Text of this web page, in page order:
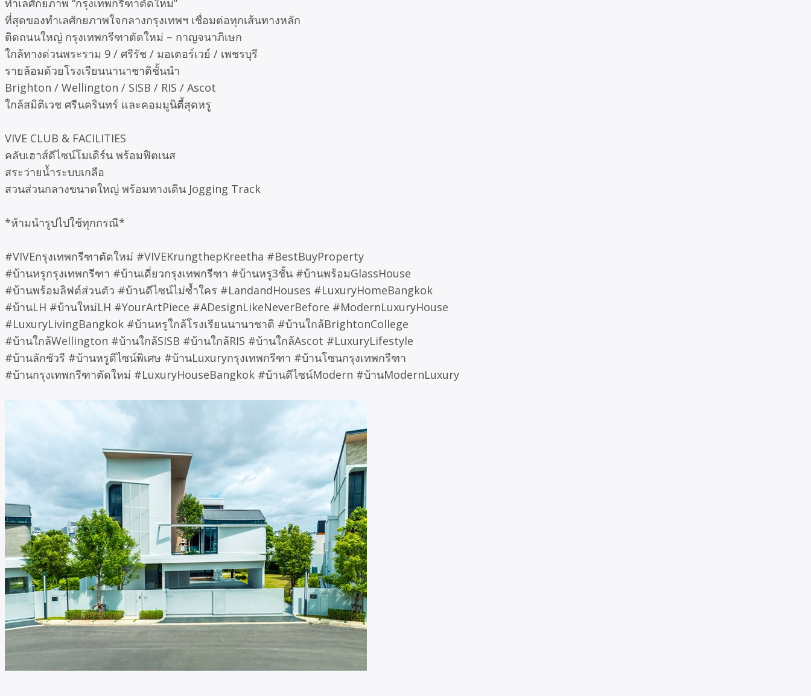
ทำเลศักยภาพ “กรุงเทพกรีฑาตัดใหม่”
ที่สุดของทำเลศักยภาพใจกลางกรุงเทพฯ เชื่อมต่อทุกเส้นทางหลัก
ติดถนนใหญ่ กรุงเทพกรีฑาตัดใหม่ – กาญจนาภิเษก
ใกล้ทางด่วนพระราม 9 / ศรีรัช / มอเตอร์เวย์ / เพชรบุรี
รายล้อมด้วยโรงเรียนนานาชาติชั้นนำ
Brighton / Wellington / SISB / RIS / Ascot
ใกล้สมิติเวช ศรีนครินทร์ และคอมมูนิตี้สุดหรู
VIVE CLUB & FACILITIES
คลับเฮาส์ดีไซน์โมเดิร์น พร้อมฟิตเนส
สระว่ายน้ำระบบเกลือ
สวนส่วนกลางขนาดใหญ่ พร้อมทางเดิน Jogging Track
*ห้ามนำรูปไปใช้ทุกกรณี*
#VIVEกรุงเทพกรีฑาตัดใหม่ #VIVEKrungthepKreetha #BestBuyProperty
#บ้านหรูกรุงเทพกรีฑา #บ้านเดี่ยวกรุงเทพกรีฑา #บ้านหรู3ชั้น #บ้านพร้อมGlassHouse
#บ้านพร้อมลิฟต์ส่วนตัว #บ้านดีไซน์ไม่ซ้ำใคร #LandandHouses #LuxuryHomeBangkok
#บ้านLH #บ้านใหม่LH #YourArtPiece #ADesignLikeNeverBefore #ModernLuxuryHouse
#LuxuryLivingBangkok #บ้านหรูใกล้โรงเรียนนานาชาติ #บ้านใกล้BrightonCollege
#บ้านใกล้Wellington #บ้านใกล้SISB #บ้านใกล้RIS #บ้านใกล้Ascot #LuxuryLifestyle
#บ้านลักชัวรี #บ้านหรูดีไซน์พิเศษ #บ้านLuxuryกรุงเทพกรีฑา #บ้านโซนกรุงเทพกรีฑา
#บ้านกรุงเทพกรีฑาตัดใหม่ #LuxuryHouseBangkok #บ้านดีไซน์Modern #บ้านModernLuxury